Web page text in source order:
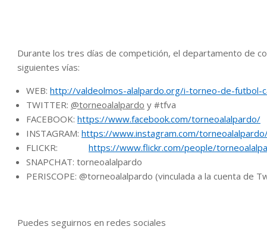
Durante los tres días de competición, el departamento de
siguientes vías:
WEB: http://valdeolmos-alalpardo.org/i-torneo-de-futbol-
TWITTER: @torneoalalpardo y #tfva
FACEBOOK: https://www.facebook.com/torneoalalpardo/
INSTAGRAM: https://www.instagram.com/
FLICKR: https://www.flickr.com/people/
SNAPCHAT: torneoalalpardo
PERISCOPE: @torneoalalpardo (vinculada a la cuenta de
Puedes seguirnos en redes sociales